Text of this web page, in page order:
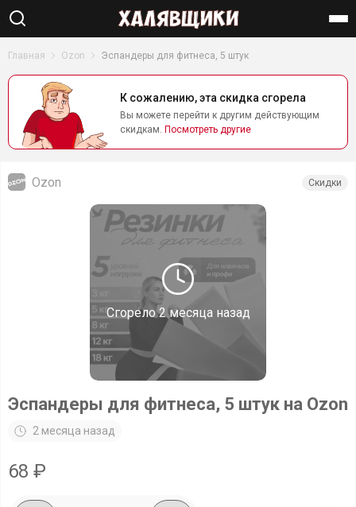
Главная Ozon Эспандеры для фитнеса, 5 штук
К сожалению, эта скидка сгорела
Вы можете перейти к другим действующим
скидкам. Посмотреть другие
Сгорело2 месяца назад
Ozon Скидки
Эспандеры для фитнеса, 5 штук на Ozon
2 месяца назад
68 ₽